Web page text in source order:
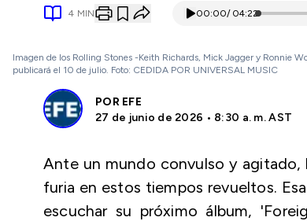
4 MIN 00:00/ 04:22
Imagen de los Rolling Stones -Keith Richards, Mick Jagger y Ronnie
publicará el 10 de julio. Foto: CEDIDA POR UNIVERSAL MUSIC
POR EFE
27 de junio de 2026 • 8:30 a. m. AST
Ante un mundo convulso y
furia en estos tiempos revueltos.
escuchar su próximo álbum,